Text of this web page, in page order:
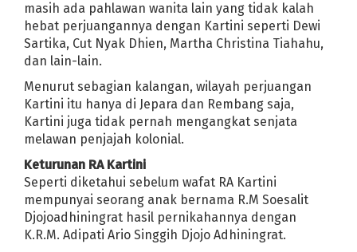
masih ada pahlawan wanita lain yang tidak kalah
hebat perjuangannya dengan Kartini seperti Dewi
Sartika, Cut Nyak Dhien, Martha Christina Tiahahu,
dan lain-lain.
Menurut sebagian kalangan, wilayah perjuangan
Kartini itu hanya di Jepara dan Rembang saja,
Kartini juga tidak pernah mengangkat senjata
melawan penjajah kolonial.
Keturunan RA Kartini
Seperti diketahui sebelum wafat RA Kartini
mempunyai seorang anak bernama R.M Soesalit
Djojoadhiningrat hasil pernikahannya dengan
K.R.M. Adipati Ario Singgih Djojo Adhiningrat.